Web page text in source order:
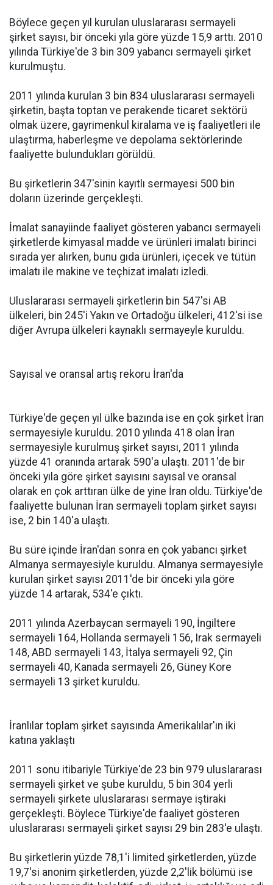
Böylece geçen yıl kurulan uluslararası sermayeli
şirket sayısı, bir önceki yıla göre yüzde 15,9 arttı. 2010
yılında Türkiye'de 3 bin 309 yabancı sermayeli şirket
kurulmuştu.
2011 yılında kurulan 3 bin 834 uluslararası sermayeli
şirketin, başta toptan ve perakende ticaret sektörü
olmak üzere, gayrimenkul kiralama ve iş faaliyetleri ile
ulaştırma, haberleşme ve depolama sektörlerinde
faaliyette bulundukları görüldü.
Bu şirketlerin 347'sinin kayıtlı sermayesi 500 bin
doların üzerinde gerçekleşti.
İmalat sanayiinde faaliyet gösteren yabancı sermayeli
şirketlerde kimyasal madde ve ürünleri imalatı birinci
sırada yer alırken, bunu gıda ürünleri, içecek ve tütün
imalatı ile makine ve teçhizat imalatı izledi.
Uluslararası sermayeli şirketlerin bin 547'si AB
ülkeleri, bin 245'i Yakın ve Ortadoğu ülkeleri, 412'si ise
diğer Avrupa ülkeleri kaynaklı sermayeyle kuruldu.
Sayısal ve oransal artış rekoru İran'da
Türkiye'de geçen yıl ülke bazında ise en çok şirket İran
sermayesiyle kuruldu. 2010 yılında 418 olan İran
sermayesiyle kurulmuş şirket sayısı, 2011 yılında
yüzde 41 oranında artarak 590'a ulaştı. 2011'de bir
önceki yıla göre şirket sayısını sayısal ve oransal
olarak en çok arttıran ülke de yine İran oldu. Türkiye'de
faaliyette bulunan İran sermayeli toplam şirket sayısı
ise, 2 bin 140'a ulaştı.
Bu süre içinde İran'dan sonra en çok yabancı şirket
Almanya sermayesiyle kuruldu. Almanya sermayesiyle
kurulan şirket sayısı 2011'de bir önceki yıla göre
yüzde 14 artarak, 534'e çıktı.
2011 yılında Azerbaycan sermayeli 190, İngiltere
sermayeli 164, Hollanda sermayeli 156, Irak sermayeli
148, ABD sermayeli 143, İtalya sermayeli 92, Çin
sermayeli 40, Kanada sermayeli 26, Güney Kore
sermayeli 13 şirket kuruldu.
İranlılar toplam şirket sayısında Amerikalılar'ın iki
katına yaklaştı
2011 sonu itibariyle Türkiye'de 23 bin 979 uluslararası
sermayeli şirket ve şube kuruldu, 5 bin 304 yerli
sermayeli şirkete uluslararası sermaye iştiraki
gerçekleşti. Böylece Türkiye'de faaliyet gösteren
uluslararası sermayeli şirket sayısı 29 bin 283'e ulaştı.
Bu şirketlerin yüzde 78,1'i limited şirketlerden, yüzde
19,7'si anonim şirketlerden, yüzde 2,2'lik bölümü ise